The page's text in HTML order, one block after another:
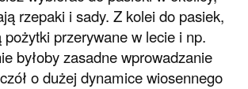
rzepaki i sady. Z kolei do pasiek,
przerywane w lecie i np.
byłoby zasadne wprowadzanie
o dużej dynamice wiosennego